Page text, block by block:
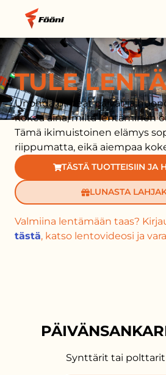
TULE
Unohda pimeät päivät ja
kokea aina, miltä lentäminen
Tämä ikimuistoinen elämys
riippumatta, eikä aiempaa
TÄSTÄ TUOTTEISIIN JA
LUNASTA
Valmiina lentämään taas?
tästä, katso lentovideosi ja
Synttärit tai polttarit